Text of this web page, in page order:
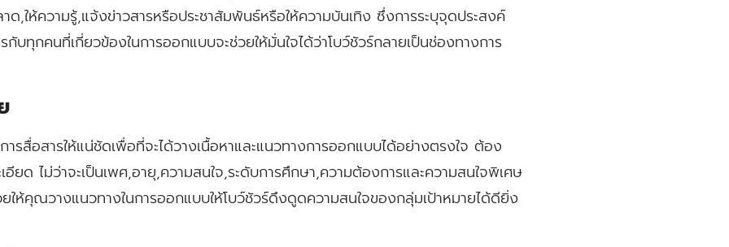
ด,ให้ความรู้,แจ้งข่าวสารหรือประชาสัมพันธ์หรือให้ความบันเทิง ซึ่งการระบุจุดประสงค์
กับทุกคนที่เกี่ยวข้องในการออกแบบจะช่วยให้มั่นใจได้ว่าโบว์ชัวร์กลายเป็นช่องทางการ
รสื่อสารให้แน่ชัดเพื่อที่จะได้วางเนื้อหาและแนวทางการออกแบบได้อย่างตรงใจ ต้อง
อียด ไม่ว่าจะเป็นเพศ,อายุ,ความสนใจ,ระดับการศึกษา,ความต้องการและความสนใจพิเศษ
ให้คุณวางแนวทางในการออกแบบให้โบว์ชัวร์ดึงดูดความสนใจของกลุ่มเป้าหมายได้ดียิ่ง